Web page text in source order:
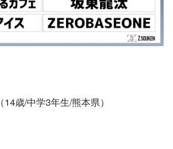
14歳/中学3年生/熊本県）